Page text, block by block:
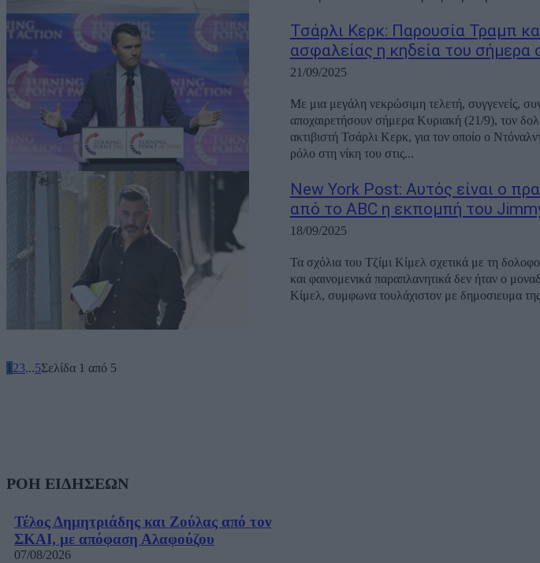
Τσάρλι Κερκ: Παρουσία Τραμπ
ασφαλείας η κηδεία του σήμερα
21/09/2025
Με μια μεγάλη νεκρώσιμη τελετή, συγγενείς,
αποχαιρετήσουν σήμερα Κυριακή (21/9), τον
ακτιβιστή Τσάρλι Κερκ, για τον οποίο ο
ρόλο στη νίκη του στις...
New York Post: Αυτός είναι ο
από το ABC η εκπομπή του
18/09/2025
Τα σχόλια του Τζίμι Κίμελ σχετικά με τη
και φαινομενικά παραπλανητικά δεν ήταν ο
Κίμελ, συμφωνα τουλάχιστον με δημοσιευμα
1 23...5Σελίδα 1 από 5
ΡΟΗ ΕΙΔΗΣΕΩΝ
Τέλος Δημητριάδης και Ζούλας από τον
ΣΚΑΙ, με απόφαση Αλαφούζου
07/08/2026